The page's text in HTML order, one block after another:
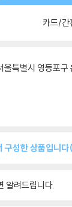
카드/간
울특별시 영등포구
성한 상품입니
알려드립니다.